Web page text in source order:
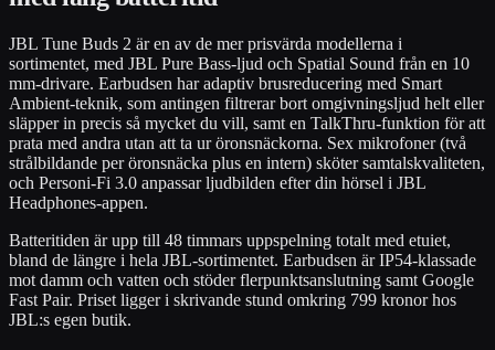
JBL Tune Buds 2 är en av de mer prisvärda modellerna i
sortimentet, med JBL Pure Bass-ljud och Spatial Sound från en 10
mm-drivare. Earbudsen har adaptiv brusreducering med Smart
Ambient-teknik, som antingen filtrerar bort omgivningsljud helt eller
släpper in precis så mycket du vill, samt en TalkThru-funktion för att
prata med andra utan att ta ur öronsnäckorna. Sex mikrofoner (två
strålbildande per öronsnäcka plus en intern) sköter samtalskvaliteten,
och Personi-Fi 3.0 anpassar ljudbilden efter din hörsel i JBL
Headphones-appen.
Batteritiden är upp till 48 timmars uppspelning totalt med etuiet,
bland de längre i hela JBL-sortimentet. Earbudsen är IP54-klassade
mot damm och vatten och stöder flerpunktsanslutning samt Google
Fast Pair. Priset ligger i skrivande stund omkring 799 kronor hos
JBL:s egen butik.